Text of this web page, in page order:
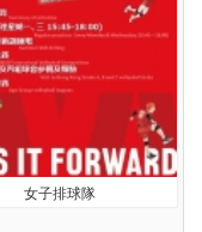
女子排球隊